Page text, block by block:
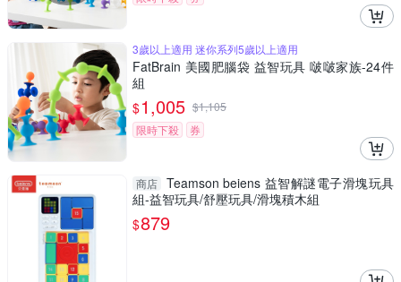
3歲以上適用 迷你系列5歲以上適用
FatBrain 美國肥腦袋 益智玩具 啵啵家族-24件
組
$1,005 $1,105
限時下殺
券
商店 Teamson beiens 益智解謎電子滑塊玩具
組-益智玩具/舒壓玩具/滑塊積木組
$879